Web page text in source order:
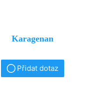
Karagenan
Přidat dotaz